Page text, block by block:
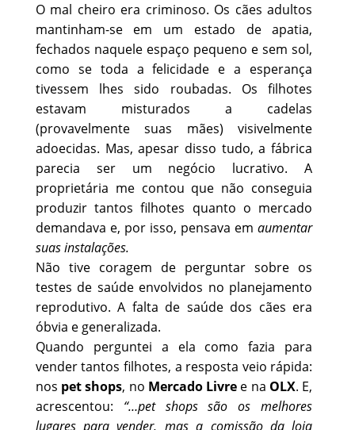
O mal cheiro era criminoso. Os cães adultos
mantinham-se em um estado de apatia,
fechados naquele espaço pequeno e sem sol,
como se toda a felicidade e a esperança
tivessem lhes sido roubadas. Os filhotes
estavam misturados a cadelas
(provavelmente suas mães) visivelmente
adoecidas. Mas, apesar disso tudo, a fábrica
parecia ser um negócio lucrativo. A
proprietária me contou que não conseguia
produzir tantos filhotes quanto o mercado
demandava e, por isso, pensava emaumentar
suas instalações.
Não tive coragem de perguntar sobre os
testes de saúde envolvidos no planejamento
reprodutivo. A falta de saúde dos cães era
óbvia e generalizada.
Quando perguntei a ela como fazia para
vender tantos filhotes, a resposta veio rápida:
nos pet shops, no Mercado Livre e na OLX. E,
acrescentou: “…pet shops são os melhores
lugares para vender, mas a comissão da loja